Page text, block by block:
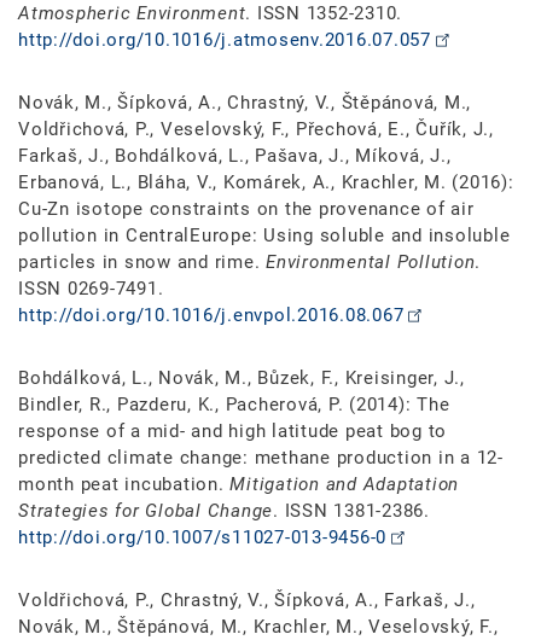
Atmospheric Environment. ISSN 1352-2310.
http://doi.org/10.1016/j.atmosenv.2016.07.057
Novák, M., Šípková, A., Chrastný, V., Štěpánová, M.,
Voldřichová, P., Veselovský, F., Přechová, E., Čuřík, J.,
Farkaš, J., Bohdálková, L., Pašava, J., Míková, J.,
Erbanová, L., Bláha, V., Komárek, A., Krachler, M. (2016):
Cu-Zn isotope constraints on the provenance of air
pollution in CentralEurope: Using soluble and insoluble
particles in snow and rime. Environmental Pollution.
ISSN 0269-7491.
http://doi.org/10.1016/j.envpol.2016.08.067
Bohdálková, L., Novák, M., Bůzek, F., Kreisinger, J.,
Bindler, R., Pazderu, K., Pacherová, P. (2014): The
response of a mid- and high latitude peat bog to
predicted climate change: methane production in a 12-
month peat incubation.Mitigation and Adaptation
Strategies for Global Change. ISSN 1381-2386.
http://doi.org/10.1007/s11027-013-9456-0
Voldřichová, P., Chrastný, V., Šípková, A., Farkaš, J.,
Novák, M., Štěpánová, M., Krachler, M., Veselovský, F.,